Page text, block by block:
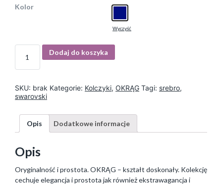
Kolor
Wyczyść
I
ś
Dodaj do koszyka
SKU: brak Kategorie: Kolczyki, OKRĄG Tagi: srebro,
swarovski
Opis Dodatkowe informacje
Opis
Oryginalność i prostota. OKRĄG – kształt doskonały. Kolekcję
cechuje elegancja i prostota jak również ekstrawagancja i